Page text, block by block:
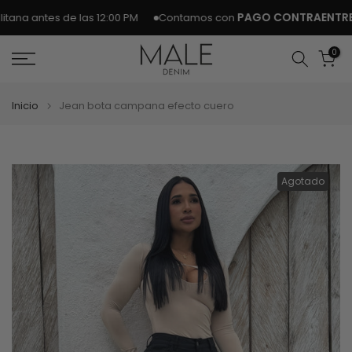
Ir
al
contenido
antes de las 12:00 PM Contamos conPAGO
0
Inicio Jean bota campana efecto cuero
Agotado